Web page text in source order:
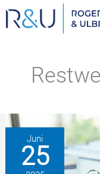
Zum
Inhalt
Juni
25